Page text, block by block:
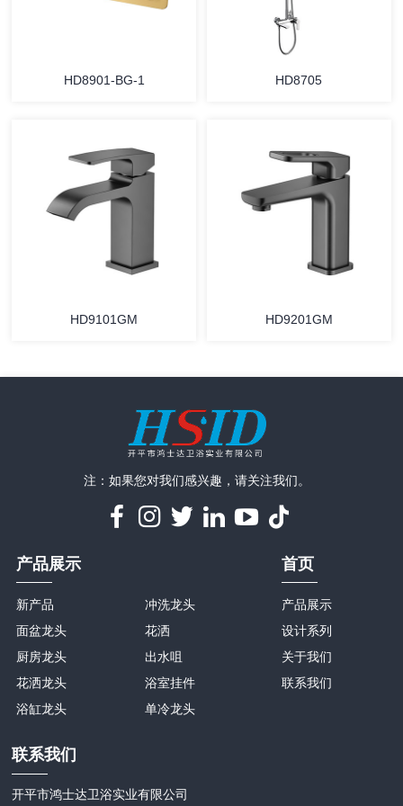
HD8901-BG-1 HD8705
HD9101GM HD9201GM
注：如果您对我们感兴趣，请关注我们。
产品展示
新产品
面盆龙头
厨房龙头
花洒龙头
浴缸龙头
冲洗龙头
花洒
出水咀
浴室挂件
单冷龙头
首页
产品展示
设计系列
关于我们
联系我们
联系我们
开平市鸿士达卫浴实业有限公司